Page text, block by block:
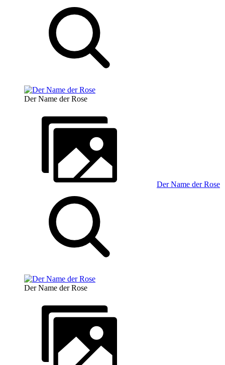
Der Name der Rose
Der Name der Rose
Der Name der Rose